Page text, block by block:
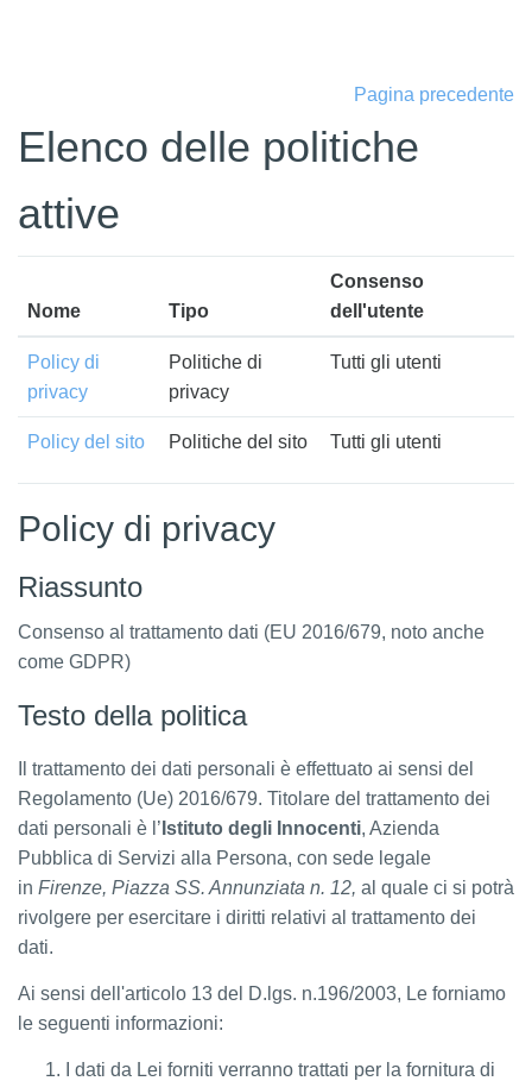
Pagina precedente
Elenco delle politiche
attive
Nome Tipo
Consenso
dell'utente
Policy di
privacy
Politiche di
privacy
Tutti gli utenti
Policy del sito Politiche del sito Tutti gli utenti
Policy di privacy
Riassunto
Consenso al trattamento dati (EU 2016/679, noto anche
come GDPR)
Testo della politica
Il trattamento dei dati personali è effettuato ai sensi del
Regolamento (Ue) 2016/679. Titolare del trattamento dei
dati personali è l’ Istituto degli Innocenti, Azienda
Pubblica di Servizi alla Persona, con sede legale
in Firenze, Piazza SS. Annunziata n. 12, al quale ci si potrà
rivolgere per esercitare i diritti relativi al trattamento dei
dati.
Ai sensi dell'articolo 13 del D.lgs. n.196/2003, Le forniamo
le seguenti informazioni:
I dati da Lei forniti verranno trattati per la fornitura di